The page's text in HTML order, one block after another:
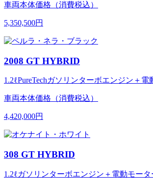
車両本体価格（消費税込）
5,350,500円
2008 GT HYBRID
1.2ℓPureTechガソリンターボエンジン＋電
車両本体価格（消費税込）
4,420,000円
308 GT HYBRID
1.2ℓガソリンターボエンジン＋電動モータ